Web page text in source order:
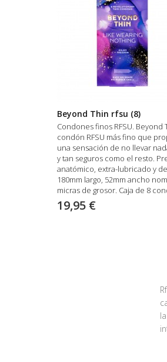
Beyond Thin rfsu (8)
Condones finos RFSU. Beyond
condón RFSU más fino que
una sensación de no llevar
y tan seguros como el resto.
anatómico, extra-lubricado y
180mm largo, 52mm ancho
micras de grosor. Caja de 8
19,95 €